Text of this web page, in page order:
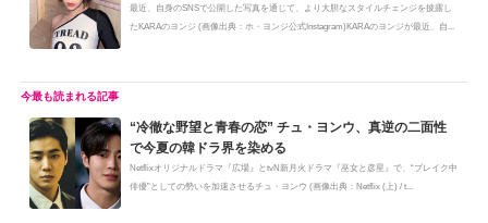
最近、自身のSNSで公開した写真を通じて、より大胆なスタイルチェンジを披露し
たKARAのヨンジ (画像出典：ホ・ヨンジ公式Instagram)KARAのヨンジが最近、自...
“冷徹な野望と青春の恋” チュ・ヨンウ、真逆の二面性
で今夏の韓ドラ界を染める
Netflixオリジナルドラマ『広場』とtvN新月火ドラマ『巫女と彦星』で、“ブレイク中
俳優”としての勢いを加速させるチュ・ヨンウ (画像出典：Netflix (上) / t...